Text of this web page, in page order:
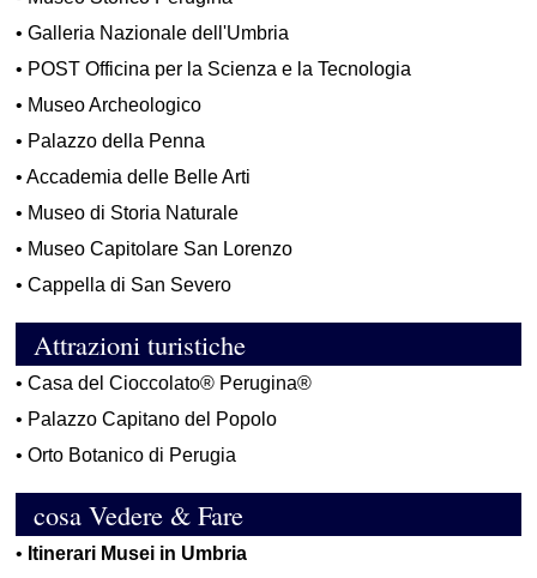
•Galleria Nazionale dell'Umbria
• POST Officina per la Scienza e la Tecnologia
• Museo Archeologico
• Palazzo della Penna
•Accademia delle Belle Arti
• Museo di Storia Naturale
• Museo Capitolare San Lorenzo
•Cappella di San Severo
Attrazioni turistiche
•Casa del Cioccolato® Perugina®
• Palazzo Capitano del Popolo
•Orto Botanico di Perugia
cosa Vedere & Fare
• Itinerari Musei in Umbria